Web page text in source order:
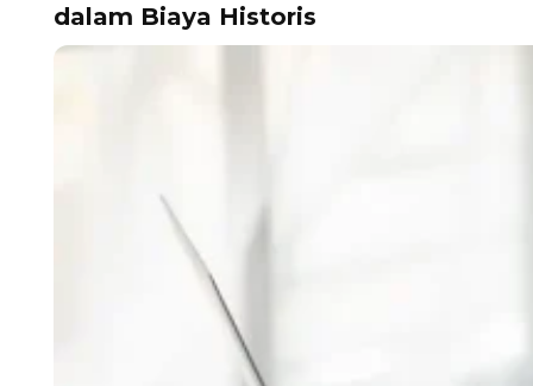
dalam Biaya Historis